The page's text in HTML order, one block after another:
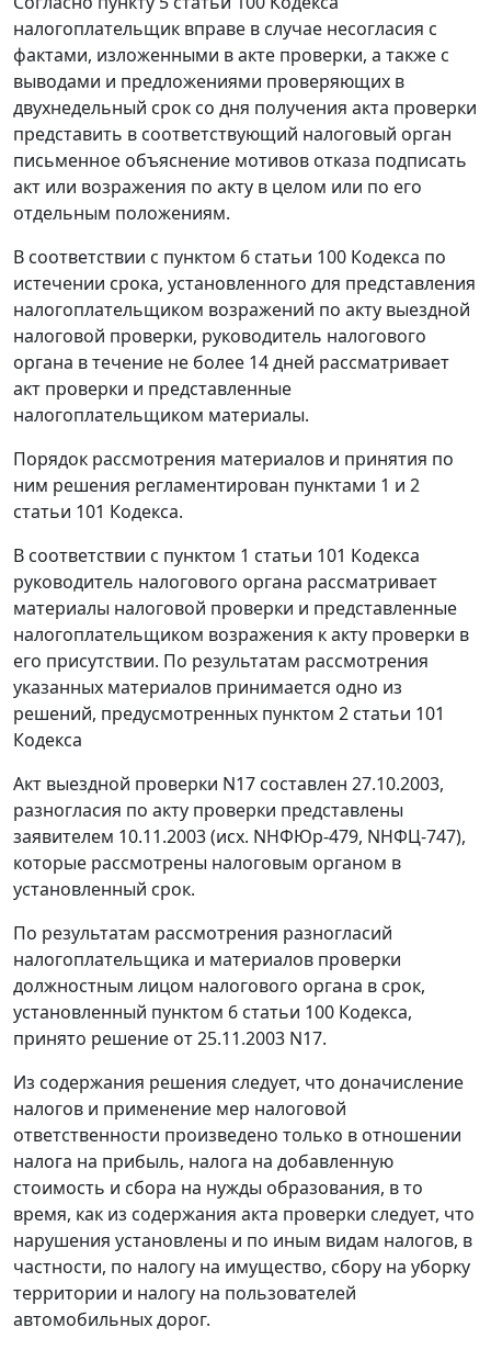
налогоплательщик вправе в случае несогласия с
фактами, изложенными в акте проверки, а также с
выводами и предложениями проверяющих в
двухнедельный срок со дня получения акта проверки
представить в соответствующий налоговый орган
письменное объяснение мотивов отказа подписать
акт или возражения по акту в целом или по его
отдельным положениям.
В соответствии с пунктом 6 статьи 100 Кодекса по
истечении срока, установленного для представления
налогоплательщиком возражений по акту выездной
налоговой проверки, руководитель налогового
органа в течение не более 14 дней рассматривает
акт проверки и представленные
налогоплательщиком материалы.
Порядок рассмотрения материалов и принятия по
ним решения регламентирован пунктами 1 и 2
статьи 101 Кодекса.
В соответствии с пунктом 1 статьи 101 Кодекса
руководитель налогового органа рассматривает
материалы налоговой проверки и представленные
налогоплательщиком возражения к акту проверки в
его присутствии. По результатам рассмотрения
указанных материалов принимается одно из
решений, предусмотренных пунктом 2 статьи 101
Кодекса
Акт выездной проверки N17 составлен 27.10.2003,
разногласия по акту проверки представлены
заявителем 10.11.2003 (исх. NНФЮр-479, NНФЦ-747),
которые рассмотрены налоговым органом в
установленный срок.
По результатам рассмотрения разногласий
налогоплательщика и материалов проверки
должностным лицом налогового органа в срок,
установленный пунктом 6 статьи 100 Кодекса,
принято решение от 25.11.2003 N17.
Из содержания решения следует, что доначисление
налогов и применение мер налоговой
ответственности произведено только в отношении
налога на прибыль, налога на добавленную
стоимость и сбора на нужды образования, в то
время, как из содержания акта проверки следует, что
нарушения установлены и по иным видам налогов, в
частности, по налогу на имущество, сбору на уборку
территории и налогу на пользователей
автомобильных дорог.